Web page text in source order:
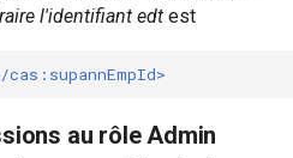
l'identifiant edt est
cas:supannEmpId>
au rôle Admin